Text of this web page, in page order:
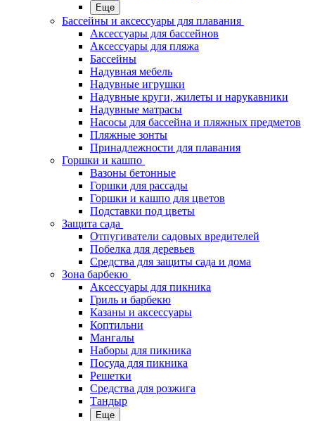
Еще
Бассейны и аксессуары для плавания
Аксессуары для бассейнов
Аксессуары для пляжа
Бассейны
Надувная мебель
Надувные игрушки
Надувные круги, жилеты и нарукавники
Надувные матрасы
Насосы для бассейна и пляжных предметов
Пляжные зонты
Принадлежности для плавания
Горшки и кашпо
Вазоны бетонные
Горшки для рассады
Горшки и кашпо для цветов
Подставки под цветы
Защита сада
Отпугиватели садовых вредителей
Побелка для деревьев
Средства для защиты сада и дома
Зона барбекю
Аксессуары для пикника
Гриль и барбекю
Казаны и аксессуары
Коптильни
Мангалы
Наборы для пикника
Посуда для пикника
Решетки
Средства для розжига
Тандыр
Еще